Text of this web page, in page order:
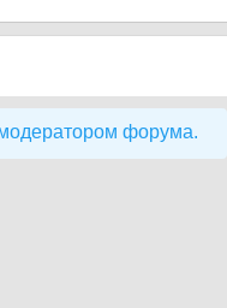
форума.